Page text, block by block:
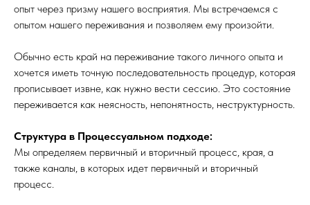
опыт через призму нашего восприятия. Мы встречаемся с
опытом нашего переживания и позволяем ему произойти.
Обычно есть край на переживание такого личного опыта и
хочется иметь точную последовательность процедур, которая
прописывает извне, как нужно вести сессию. Это состояние
переживается как неясность, непонятность, неструктурность.
Структура в Процессуальном подходе:
Мы определяем первичный и вторичный процесс, края, а
также каналы, в которых идет первичный и вторичный
процесс.